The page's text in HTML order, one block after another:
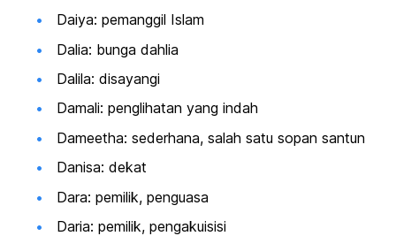
Daiya: pemanggil Islam
Dalia: bunga dahlia
Dalila: disayangi
Damali: penglihatan yang indah
Dameetha: sederhana, salah satu sopan santun
Danisa: dekat
Dara: pemilik, penguasa
Daria: pemilik, pengakuisisi